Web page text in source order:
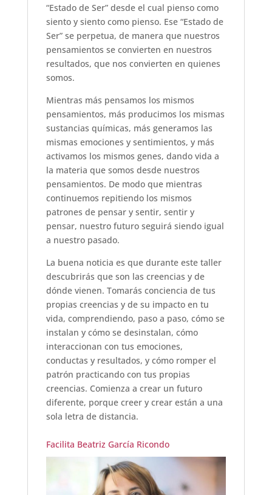
“Estado de Ser” desde el cual pienso como
siento y siento como pienso. Ese “Estado de
Ser” se perpetua, de manera que nuestros
pensamientos se convierten en nuestros
resultados, que nos convierten en quienes
somos.
Mientras más pensamos los mismos
pensamientos, más producimos los mismas
sustancias químicas, más generamos las
mismas emociones y sentimientos, y más
activamos los mismos genes, dando vida a
la materia que somos desde nuestros
pensamientos. De modo que mientras
continuemos repitiendo los mismos
patrones de pensar y sentir, sentir y
pensar, nuestro futuro seguirá siendo igual
a nuestro pasado.
La buena noticia es que durante este taller
descubrirás que son las creencias y de
dónde vienen. Tomarás conciencia de tus
propias creencias y de su impacto en tu
vida, comprendiendo, paso a paso, cómo se
instalan y cómo se desinstalan, cómo
interaccionan con tus emociones,
conductas y resultados, y cómo romper el
patrón practicando con tus propias
creencias. Comienza a crear un futuro
diferente, porque creer y crear están a una
sola letra de distancia.
Facilita Beatriz García Ricondo